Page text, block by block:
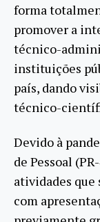
forma
promover a
técnico-
instituições
país, dando
técnico-
Devido à
de Pessoal
atividades que
com